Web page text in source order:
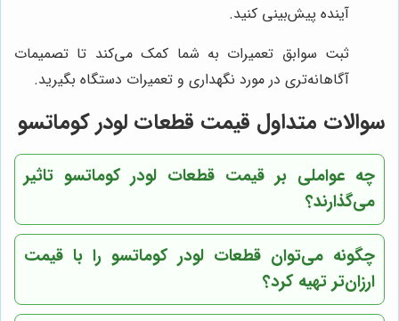
آینده پیش‌بینی کنید.
ثبت سوابق تعمیرات به شما کمک می‌کند تا تصمیمات
آگاهانه‌تری در مورد نگهداری و تعمیرات دستگاه بگیرید.
سوالات متداول قیمت قطعات لودر کوماتسو
چه عواملی بر قیمت قطعات لودر کوماتسو تاثیر
می‌گذارند؟
چگونه می‌توان قطعات لودر کوماتسو را با قیمت
ارزان‌تر تهیه کرد؟